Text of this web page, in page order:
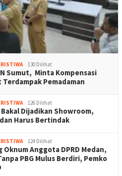
130 Dilihat
Sumut, Minta Kompensasi
Terdampak Pemadaman
126 Dilihat
Bakal Dijadikan Showroom,
Harus Bertindak
124 Dilihat
Oknum Anggota DPRD Medan,
PBG Mulus Berdiri, Pemko